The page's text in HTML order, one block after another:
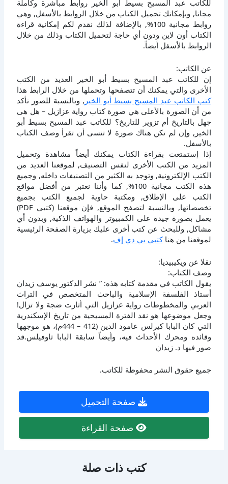
للكاتب عبد المسيح بسيط أبو الخير روابط مباشرة وكاملة
مجانا, وبإمكانك تحميل الكتاب من خلال الروابط بالأسفل, وهي
روابط مجانية 100%, بالإضافة لذلك نقدم لكم إمكانية قراءة
الكتاب أون لاين ودون أي حاجة لتحميل الكتاب وذلك من خلال
الروابط بالأسفل أيضاً.
عن الكاتب:
إن للكاتب عبد المسيح بسيط أبو الخير العديد من الكتب
الأخرى والتي يمكنك أن تتصفحها وتحملها من خلال الرابط هذا
كتب الكاتب عبد المسيح بسيط أبو الخير , وبالنسبة للصور تأكد
من أن الصورة بالأعلى هي صورة كتاب رواية عزازيل – هل هى
جهل بالتاريخ أم تزوير للتاريخ؟ للكاتب عبد المسيح بسيط أبو
الخير, وإن لم تكن هناك صورة لا تنسى أن تقرأ وصف الكتاب
بالأسفل.
إذا إستمتعت بقراءة الكتاب يمكنك أيضاً مشاهدة وتحميل
المزيد من الكتب الأخرى لنفس التصنيف, لموقعنا العديد من
الكتب الإلكترونية, وتوجد به الكثير من التصنيفات داخله, وجميع
هذه الكتب مجانية 100%, كما وأننا نعتبر من أفضل مواقع
الكتب على الإطلاق, ومكتبة حاوية لجميع الكتب بجميع
تخصصاتها, وبالنسبة لتصفح الموقع, فإن موقعنا (كتبي PDF)
يعمل بصورة جيدة على الكمبيوتر والهواتف الذكية, وبدون أي
مشاكل, وللبحث عن كتب أخرى عليك بزيارة الصفحة الرئيسية
لموقعنا من هناكتبي بي دي إف.
نقلا عن ويكيبيديا:
وصف الكتاب:
يقول الكاتب في مقدمة كتابه هذه: ” نشر الدكتور يوسف زيدان
أستاذ الفلسفة الإسلامية والباحث المتخصص في التراث
العربي والمخطوطات رواية عزازيل التي أثارت ضجة ولا تزال!
وجعل موضوعها هو نقد الفترة المسيحية من تاريخ الإسكندرية
التي كان البابا كيرلس عامود الدين (412 – 444م)، هو موجهها
وقائده ومحرك الأحداث فيه، وأيضاً سابقة البابا ثاوفيلس.قد
صور فيها د. زيدان
جميع حقوق النشر محفوظة للكاتب.
صفحة التحميل
صفحة القراءة
كتب ذات صلة